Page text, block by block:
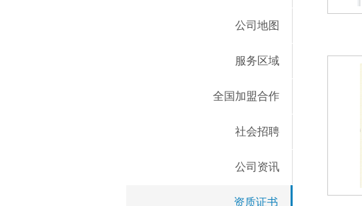
公司地图
服务区域
全国加盟合作
社会招聘
公司资讯
资质证书